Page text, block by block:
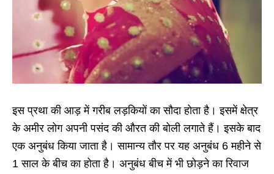
इस प्रथा की आड़ में गरीब लड़कियों का सौदा होता है। इसमें क्षेत्र
के अमीर लोग अपनी पसंद की औरत की बोली लगाते हैं। इसके बाद
एक अनुबंध किया जाता है। सामान्य तौर पर यह अनुबंध 6 महीने से
1 साल के बीच का होता है। अनुबंध बीच में भी छोड़ने का रिवाज